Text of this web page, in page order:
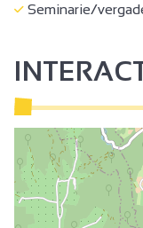
Seminarie/